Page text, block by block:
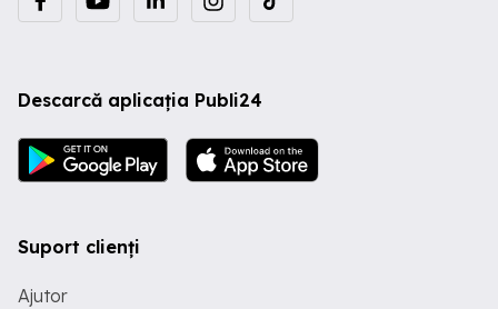
Descarcă aplicația Publi24
Suport clienți
Ajutor